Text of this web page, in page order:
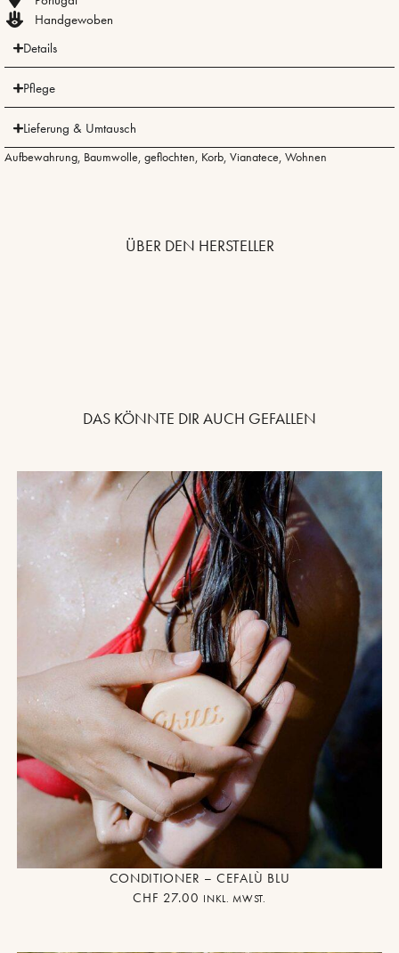
Handgewoben
Details
Pflege
Lieferung & Umtausch
Aufbewahrung, Baumwolle, geflochten, Korb, Vianatece, Wohnen
ÜBER DEN HERSTELLER
DAS KÖNNTE DIR AUCH GEFALLEN
CONDITIONER – CEFALÙ BLU
CHF 27.00 INKL. MWST.